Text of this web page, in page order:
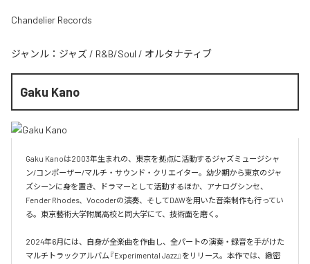
Chandelier Records
ジャンル： ジャズ / R&B/Soul / オルタナティブ
Gaku Kano
Gaku Kanoは2003年生まれの、東京を拠点に活動するジャズミュージシャ
ン/コンポーザー/マルチ・サウンド・クリエイター。幼少期から東京のジャ
ズシーンに身を置き、ドラマーとして活動するほか、アナログシンセ、
Fender Rhodes、Vocoderの演奏、そしてDAWを用いた音楽制作も行ってい
る。東京藝術大学附属高校と同大学にて、技術面を磨く。
2024年6月には、自身が全楽曲を作曲し、全パートの演奏・録音を手がけた
マルチトラックアルバム『Experimental Jazz』をリリース。本作では、緻密